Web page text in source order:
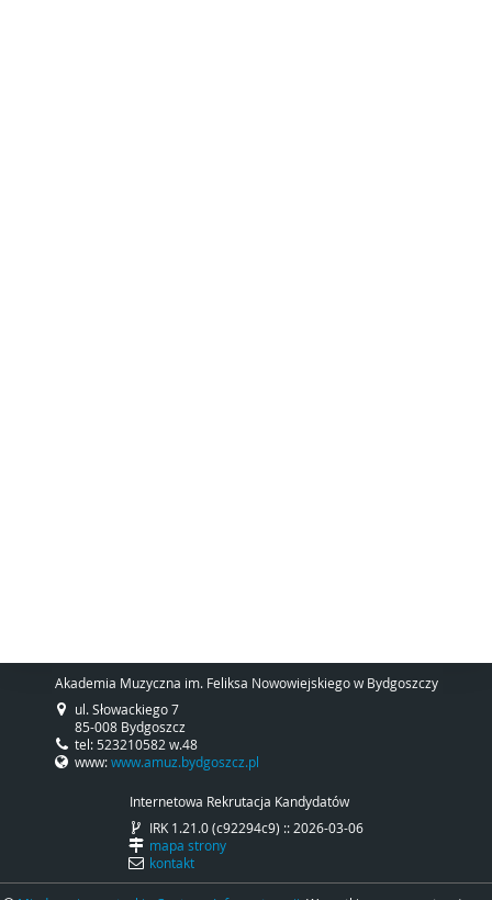
Akademia Muzyczna im. Feliksa Nowowiejskiego w Bydgoszczy
ul. Słowackiego 7
85-008 Bydgoszcz
tel: 523210582 w.48
www:www.amuz.bydgoszcz.pl
Internetowa Rekrutacja Kandydatów
IRK 1.21.0 (c92294c9) :: 2026-03-06
mapa strony
kontakt